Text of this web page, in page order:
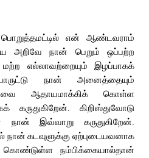
என் ஆண்டவராம்
அறிவே நான் பெறும் ஒப்பற்ற
எல்லாவற்றையும் இழப்பாகக்
நான் அனைத்தையும்
ஆதாயமாக்கிக் கொள்ள
கருதுகிறேன். கிறிஸ்துவோடு
நான் இவ்வாறு கருதுகிறேன்.
நான் கடவுளுக்கு ஏற்புடையவனாக
கொண்டுள்ள நம்பிக்கையால்தான்